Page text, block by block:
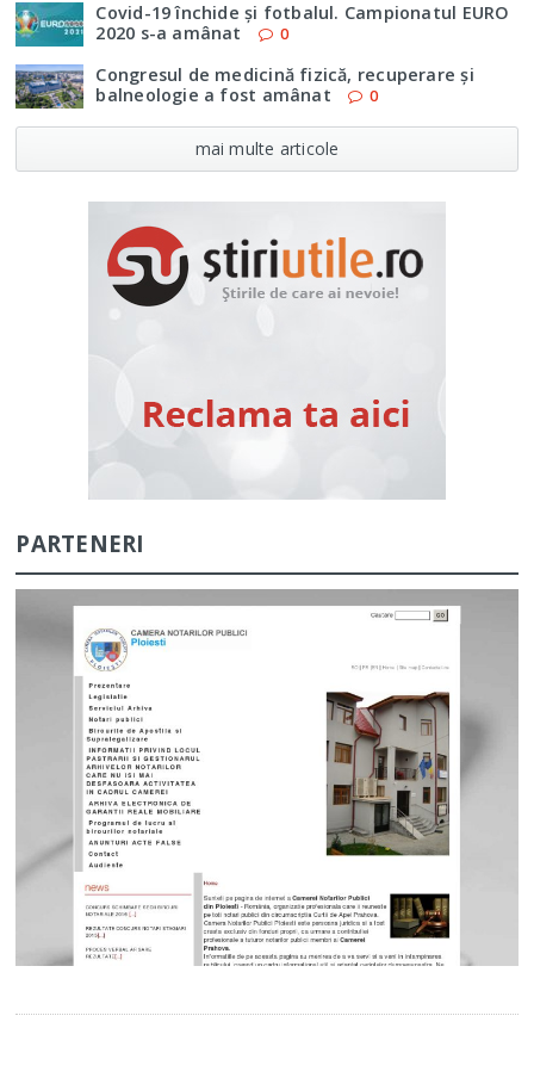
Covid-19 închide şi fotbalul. Campionatul EURO
2020 s-a amânat
0
Congresul de medicină fizică, recuperare şi
balneologie a fost amânat
0
mai multe articole
PARTENERI